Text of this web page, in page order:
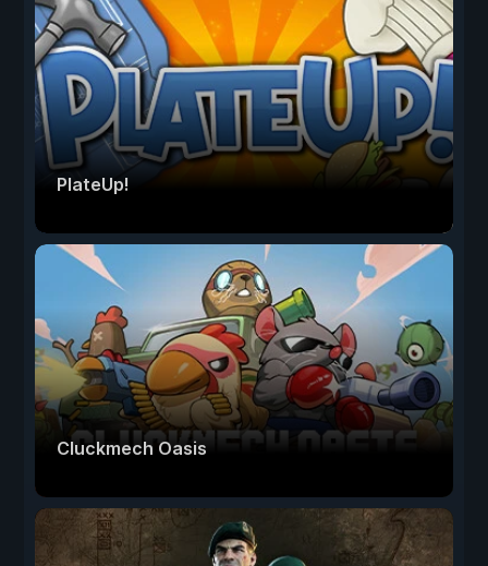
PlateUp!
Cluckmech Oasis